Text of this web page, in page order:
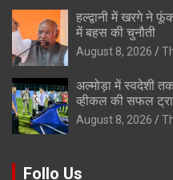
हल्द्वानी में खरगे ने
में बहस की चुनौती
August 8, 2026
अल्मोड़ा में स्वदेशी
व्हीकल की सफल
August 8, 2026
Follo Us